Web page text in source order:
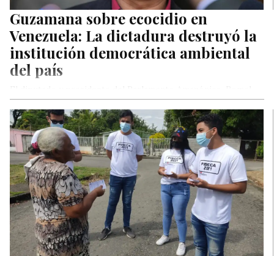
Guzamana sobre ecocidio en
Venezuela: La dictadura destruyó la
institución democrática ambiental
del país
Guzamana, denunció este martes el ecocidio que ejecuta el
régimen en las…